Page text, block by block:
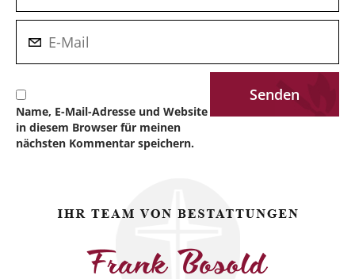
Name, E-Mail-Adresse und Website
in diesem Browser für meinen
nächsten Kommentar speichern.